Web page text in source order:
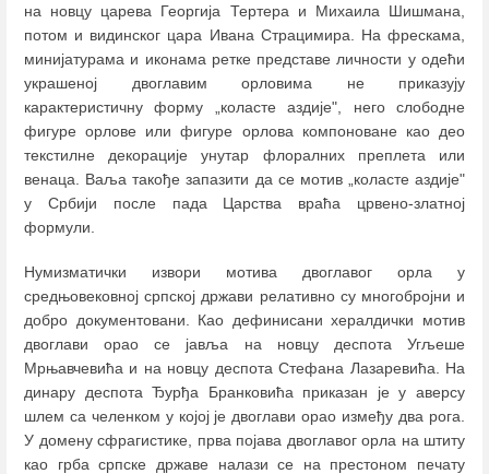
на новцу царева Георгија Тертера и Михаила Шишмана,
потом и видинског цара Ивана Страцимира. На фрескама,
минијатурама и иконама ретке представе личности у одећи
украшеној двоглавим орловима не приказују
карактеристичну форму „коласте аздије", него слободне
фигуре орлове или фигуре орлова компоноване као део
текстилне декорације унутар флоралних преплета или
венаца. Ваља такође запазити да се мотив „коласте аздије"
у Србији после пада Царства враћа црвено-златној
формули.
Нумизматички извори мотива двоглавог орла у
средњовековној српској држави релативно су многобројни и
добро документовани. Као дефинисани хералдички мотив
двоглави орао се јавља на новцу деспота Угљеше
Мрњавчевића и на новцу деспота Стефана Лазаревића. На
динару деспота Ђурђа Бранковића приказан је у аверсу
шлем са челенком у којој је двоглави орао између два рога.
У домену сфрагистике, прва појава двоглавог орла на штиту
као грба српске државе налази се на престоном печату